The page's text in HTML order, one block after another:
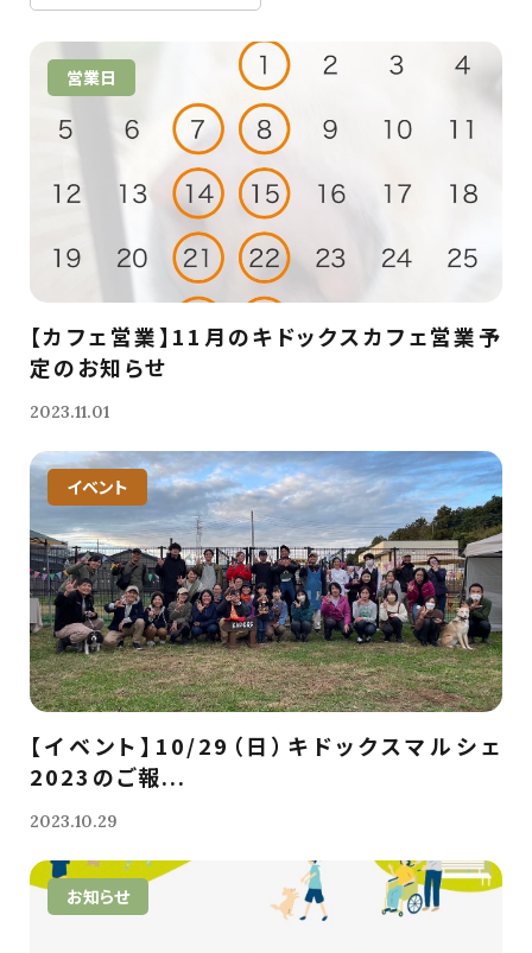
営業日
【カフェ営業】11月のキドックスカフェ営業予
定のお知らせ
2023.11.01
イベント
【イベント】10/29（日）キドックスマルシェ
2023のご報...
2023.10.29
お知らせ